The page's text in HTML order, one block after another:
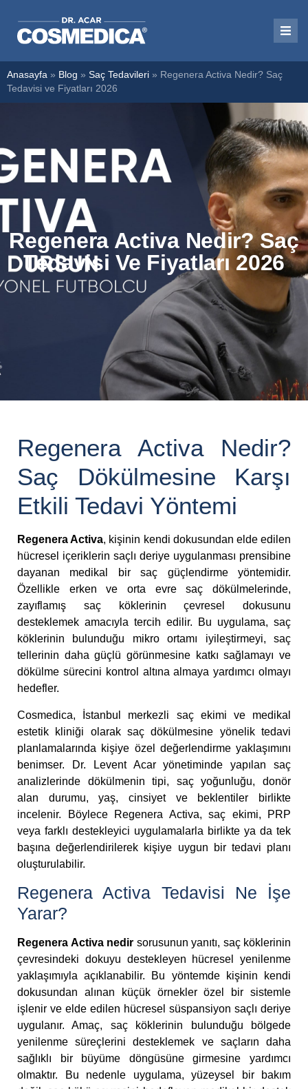
Anasayfa » Blog » Saç Tedavileri » Regenera Activa Nedir? Saç
Tedavisi ve Fiyatları 2026
Regenera Activa Nedir? Saç
Tedavisi Ve Fiyatları 2026
Regenera Activa Nedir?
Saç Dökülmesine Karşı
Etkili Tedavi Yöntemi
Regenera Activa, kişinin kendi dokusundan elde edilen
hücresel içeriklerin saçlı deriye uygulanması prensibine
dayanan medikal bir saç güçlendirme yöntemidir.
Özellikle erken ve orta evre saç dökülmelerinde,
zayıflamış saç köklerinin çevresel dokusunu
desteklemek amacıyla tercih edilir. Bu uygulama, saç
köklerinin bulunduğu mikro ortamı iyileştirmeyi, saç
tellerinin daha güçlü görünmesine katkı sağlamayı ve
dökülme sürecini kontrol altına almaya yardımcı olmayı
hedefler.
Cosmedica, İstanbul merkezli saç ekimi ve medikal
estetik kliniği olarak saç dökülmesine yönelik tedavi
planlamalarında kişiye özel değerlendirme yaklaşımını
benimser. Dr. Levent Acar yönetiminde yapılan saç
analizlerinde dökülmenin tipi, saç yoğunluğu, donör
alan durumu, yaş, cinsiyet ve beklentiler birlikte
incelenir. Böylece Regenera Activa, saç ekimi, PRP
veya farklı destekleyici uygulamalarla birlikte ya da tek
başına değerlendirilerek kişiye uygun bir tedavi planı
oluşturulabilir.
Regenera Activa Tedavisi Ne İşe
Yarar?
Regenera Activa nedir sorusunun yanıtı, saç köklerinin
çevresindeki dokuyu destekleyen hücresel yenilenme
yaklaşımıyla açıklanabilir. Bu yöntemde kişinin kendi
dokusundan alınan küçük örnekler özel bir sistemle
işlenir ve elde edilen hücresel süspansiyon saçlı deriye
uygulanır. Amaç, saç köklerinin bulunduğu bölgede
yenilenme süreçlerini desteklemek ve saçların daha
sağlıklı bir büyüme döngüsüne girmesine yardımcı
olmaktır. Bu nedenle uygulama, yüzeysel bir bakım